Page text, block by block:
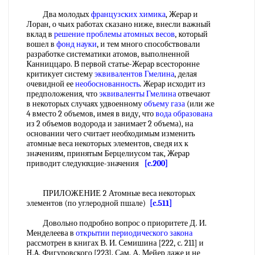
Два молодыхфранцузских химика, Жерар и
Лоран, о чьих работах сказано ниже, внесли важный
вклад в решение проблемыатомных весов, который
вошел в фонд науки, и тем много способствовали
разработке систематики атомов, выполненной
Канниццаро. В первой статье-Жерар всесторонне
критикует системуэквивалентов Гмелина, делая
очевидной еенеобоснованность. Жерар исходит из
предположения, чтоэквиваленты Гмелинаотвечают
в некоторых случаях удвоенномуобъему газа (или же
4 вместо 2 объемов, имея в виду, чтовода образована
из 2 объемов водорода и занимает 2 объема), на
основании чего считает необходимым изменить
атомные веса некоторых элементов, сведя их к
значениям, принятым Берцелиусом так, Жерар
приводит следуюхцие-значения
[c.200]
ПРИЛОЖЕНИЕ 2 Атомные веса некоторых
элементов (по углеродной пшале)
[c.511]
Довольно подробно вопрос о приоритете Д. И.
Менделеева в открытии периодического закона
рассмотрен в книгах В. И. Семишина [222, с. 211] и
H.A. Фигуровского [223]. Сам. А. Мейер даже и не